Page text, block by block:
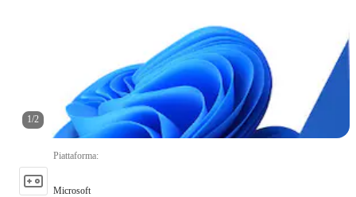
1/2
Piattaforma:
Microsoft